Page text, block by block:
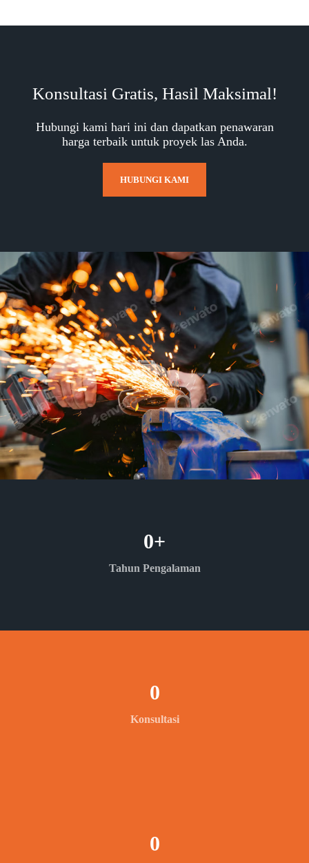
Konsultasi Gratis, Hasil Maksimal!
Hubungi kami hari ini dan dapatkan penawaran
harga terbaik untuk proyek las Anda.
HUBUNGI KAMI
Tahun Pengalaman
0+
Konsultasi
0
0